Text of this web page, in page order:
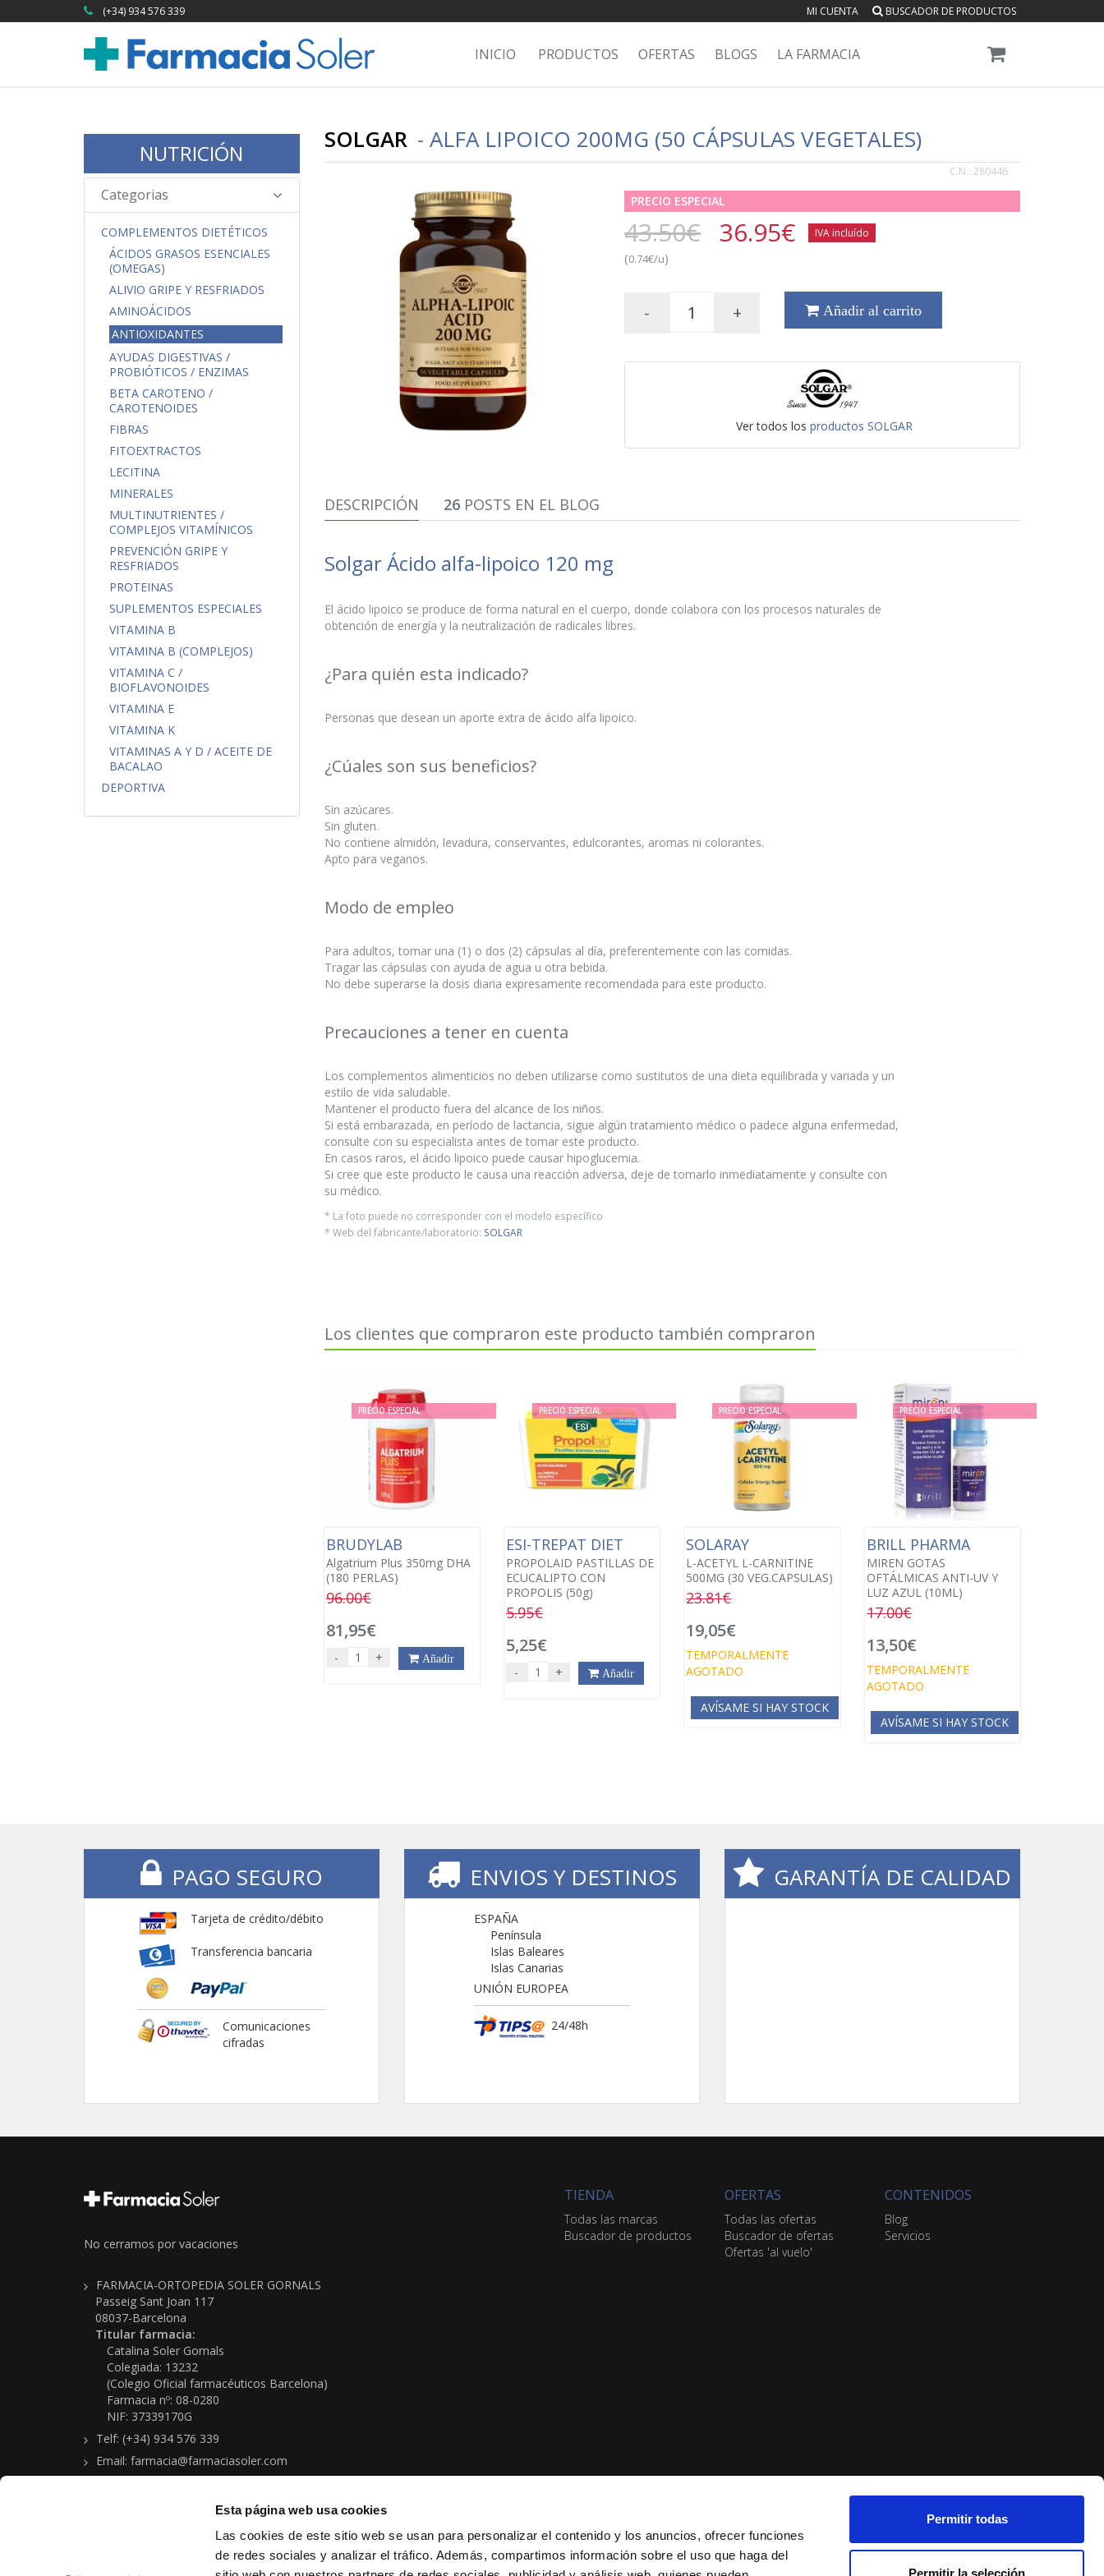
Esta página web usa cookies
Las cookies de este sitio web se usan para personalizar el contenido y los anuncios, ofrecer funciones
de redes sociales y analizar el tráfico. Además, compartimos información sobre el uso que haga del
Permitir todas
Permitir la selección
(+34) 934 576 339 MI CUENTA BUSCADOR DE PRODUCTOS
INICIO PRODUCTOS OFERTAS BLOGS LA FARMACIA
NUTRICIÓN
Categorias
COMPLEMENTOS DIETÉTICOS
ÁCIDOS GRASOS ESENCIALES
(OMEGAS)
ALIVIO GRIPE Y RESFRIADOS
AMINOÁCIDOS
ANTIOXIDANTES
AYUDAS DIGESTIVAS /
PROBIÓTICOS / ENZIMAS
BETA CAROTENO /
CAROTENOIDES
FIBRAS
FITOEXTRACTOS
LECITINA
MINERALES
MULTINUTRIENTES /
COMPLEJOS VITAMÍNICOS
PREVENCIÓN GRIPE Y
RESFRIADOS
PROTEINAS
SUPLEMENTOS ESPECIALES
VITAMINA B
VITAMINA B (COMPLEJOS)
VITAMINA C /
BIOFLAVONOIDES
VITAMINA E
VITAMINA K
VITAMINAS A Y D / ACEITE DE
BACALAO
DEPORTIVA
SOLGAR - ALFA LIPOICO 200MG (50 CÁPSULAS VEGETALES)
C.N.: 280446
PRECIO ESPECIAL
43.50€ 36.95€ IVA incluído
(0.74€/u)
- + Añadir al carrito
Ver todos losproductos SOLGAR
DESCRIPCIÓN 26POSTS EN EL BLOG
Solgar Ácido alfa-lipoico 120 mg
El ácido lipoico se produce de forma natural en el cuerpo, donde colabora con los procesos naturales de
obtención de energía y la neutralización de radicales libres.
¿Para quién esta indicado?
Personas que desean un aporte extra de ácido alfa lipoico.
¿Cúales son sus beneficios?
Sin azúcares.
Sin gluten.
No contiene almidón, levadura, conservantes, edulcorantes, aromas ni colorantes.
Apto para veganos.
Modo de empleo
Para adultos, tomar una (1) o dos (2) cápsulas al día, preferentemente con las comidas.
Tragar las cápsulas con ayuda de agua u otra bebida.
No debe superarse la dosis diaria expresamente recomendada para este producto.
Precauciones a tener en cuenta
Los complementos alimenticios no deben utilizarse como sustitutos de una dieta equilibrada y variada y un
estilo de vida saludable.
Mantener el producto fuera del alcance de los niños.
Si está embarazada, en período de lactancia, sigue algún tratamiento médico o padece alguna enfermedad,
consulte con su especialista antes de tomar este producto.
En casos raros, el ácido lipoico puede causar hipoglucemia.
Si cree que este producto le causa una reacción adversa, deje de tomarlo inmediatamente y consulte con
su médico.
* La foto puede no corresponder con el modelo específico
* Web del fabricante/laboratorio: SOLGAR
Los clientes que compraron este producto también compraron
PRECIO ESPECIAL
BRUDYLAB
Algatrium Plus 350mg DHA
(180 PERLAS)
96.00€
81,95€
- + Añadir
PRECIO ESPECIAL
ESI-TREPAT DIET
PROPOLAID PASTILLAS DE
ECUCALIPTO CON
PROPOLIS (50g)
5.95€
5,25€
- + Añadir
PRECIO ESPECIAL
SOLARAY
L-ACETYL L-CARNITINE
500MG (30 VEG.CAPSULAS)
23.81€
19,05€
TEMPORALMENTE
AGOTADO
AVÍSAME SI HAY STOCK
PRECIO ESPECIAL
BRILL PHARMA
MIREN GOTAS
OFTÁLMICAS ANTI-UV Y
LUZ AZUL (10ML)
17.00€
13,50€
TEMPORALMENTE
AGOTADO
AVÍSAME SI HAY STOCK
PAGO SEGURO
Tarjeta de crédito/débito
Transferencia bancaria
Comunicaciones
cifradas
ENVIOS Y DESTINOS
ESPAÑA
Península
Islas Baleares
Islas Canarias
UNIÓN EUROPEA
24/48h
GARANTÍA DE CALIDAD
No cerramos por vacaciones
FARMACIA-ORTOPEDIA SOLER GORNALS
Passeig Sant Joan 117
08037-Barcelona
Titular farmacia:
Catalina Soler Gornals
Colegiada: 13232
(Colegio Oficial farmacéuticos Barcelona)
Farmacia nº: 08-0280
NIF: 37339170G
Telf: (+34) 934 576 339
Email: farmacia@farmaciasoler.com
TIENDA
Todas las marcas
Buscador de productos
OFERTAS
Todas las ofertas
Buscador de ofertas
Ofertas 'al vuelo'
CONTENIDOS
Blog
Servicios